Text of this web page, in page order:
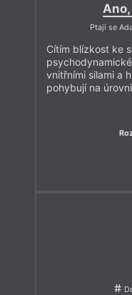
Ptají se
Cítím blízkost ke
vnitřními silami a
pohybují na